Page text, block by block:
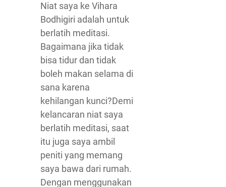
Niat saya ke Vihara
Bodhigiri adalah untuk
berlatih meditasi.
Bagaimana jika tidak
bisa tidur dan tidak
boleh makan selama di
sana karena
kehilangan kunci?Demi
kelancaran niat saya
berlatih meditasi, saat
itu juga saya ambil
peniti yang memang
saya bawa dari rumah.
Dengan menggunakan